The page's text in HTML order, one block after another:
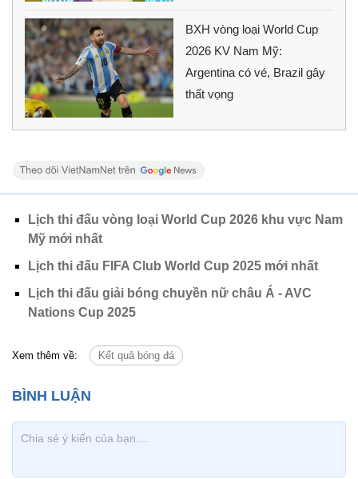
BXH vòng loại World Cup
2026 KV Nam Mỹ:
Argentina có vé, Brazil gây
thất vọng
Lịch thi đấu vòng loại World Cup 2026 khu vực Nam
Mỹ mới nhất
Lịch thi đấu FIFA Club World Cup 2025 mới nhất
Lịch thi đấu giải bóng chuyền nữ châu Á - AVC
Nations Cup 2025
Xem thêm về: Kết quả bóng đá